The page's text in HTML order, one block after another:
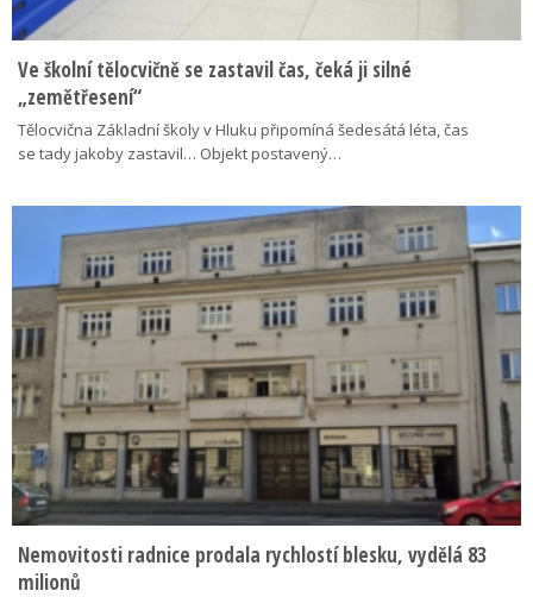
Ve školní tělocvičně se zastavil čas, čeká ji silné
„zemětřesení“
Tělocvična Základní školy v Hluku připomíná šedesátá léta, čas
se tady jakoby zastavil… Objekt postavený…
Nemovitosti radnice prodala rychlostí blesku, vydělá 83
milionů